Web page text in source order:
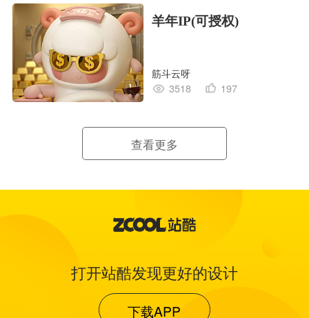
羊年IP(可授权)
筋斗云呀
3518
197
查看更多
打开站酷发现更好的设计
下载APP